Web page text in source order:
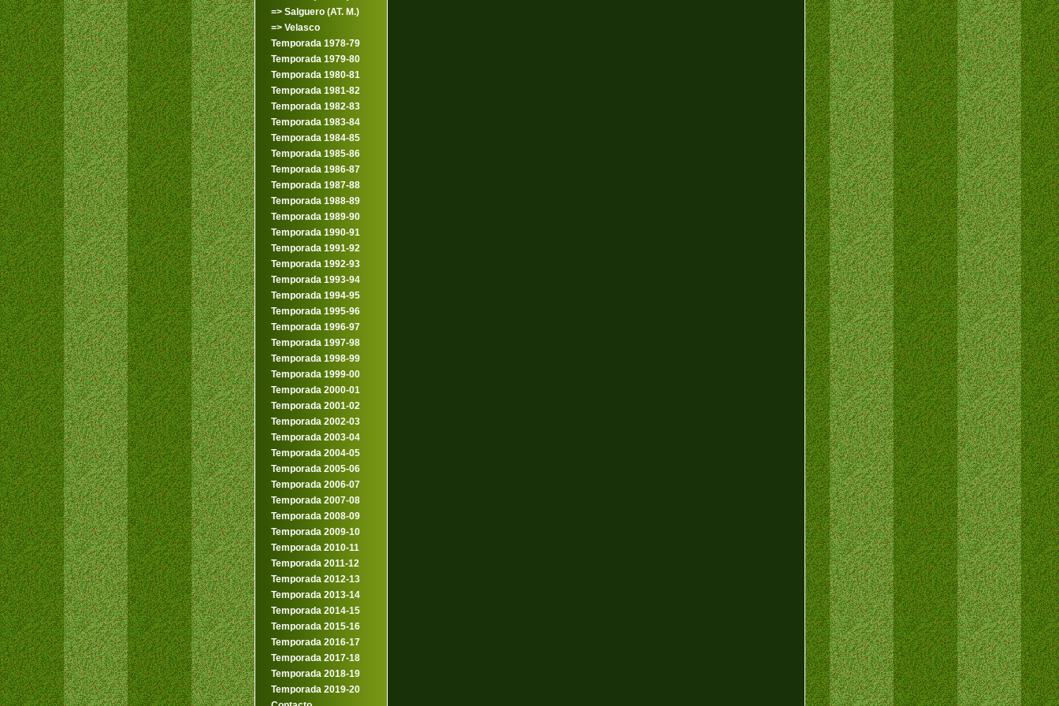
=> Salguero (AT. M.)
=> Velasco
Temporada 1978-79
Temporada 1979-80
Temporada 1980-81
Temporada 1981-82
Temporada 1982-83
Temporada 1983-84
Temporada 1984-85
Temporada 1985-86
Temporada 1986-87
Temporada 1987-88
Temporada 1988-89
Temporada 1989-90
Temporada 1990-91
Temporada 1991-92
Temporada 1992-93
Temporada 1993-94
Temporada 1994-95
Temporada 1995-96
Temporada 1996-97
Temporada 1997-98
Temporada 1998-99
Temporada 1999-00
Temporada 2000-01
Temporada 2001-02
Temporada 2002-03
Temporada 2003-04
Temporada 2004-05
Temporada 2005-06
Temporada 2006-07
Temporada 2007-08
Temporada 2008-09
Temporada 2009-10
Temporada 2010-11
Temporada 2011-12
Temporada 2012-13
Temporada 2013-14
Temporada 2014-15
Temporada 2015-16
Temporada 2016-17
Temporada 2017-18
Temporada 2018-19
Temporada 2019-20